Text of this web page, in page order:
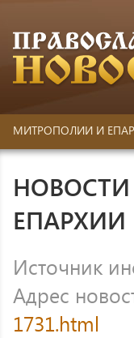
МИТРОПОЛИИ И
ЕПАРХИИ
Источник
Адрес
1731.html